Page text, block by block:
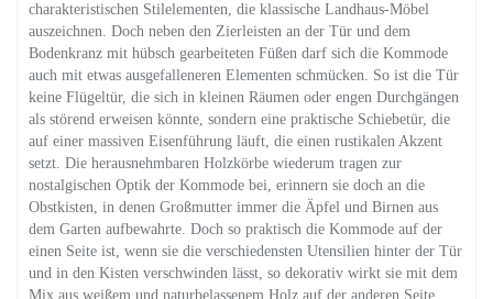
charakteristischen Stilelementen, die klassische Landhaus-Möbel
auszeichnen. Doch neben den Zierleisten an der Tür und dem
Bodenkranz mit hübsch gearbeiteten Füßen darf sich die Kommode
auch mit etwas ausgefalleneren Elementen schmücken. So ist die Tür
keine Flügeltür, die sich in kleinen Räumen oder engen Durchgängen
als störend erweisen könnte, sondern eine praktische Schiebetür, die
auf einer massiven Eisenführung läuft, die einen rustikalen Akzent
setzt. Die herausnehmbaren Holzkörbe wiederum tragen zur
nostalgischen Optik der Kommode bei, erinnern sie doch an die
Obstkisten, in denen Großmutter immer die Äpfel und Birnen aus
dem Garten aufbewahrte. Doch so praktisch die Kommode auf der
einen Seite ist, wenn sie die verschiedensten Utensilien hinter der Tür
und in den Kisten verschwinden lässt, so dekorativ wirkt sie mit dem
Mix aus weißem und naturbelassenem Holz auf der anderen Seite.